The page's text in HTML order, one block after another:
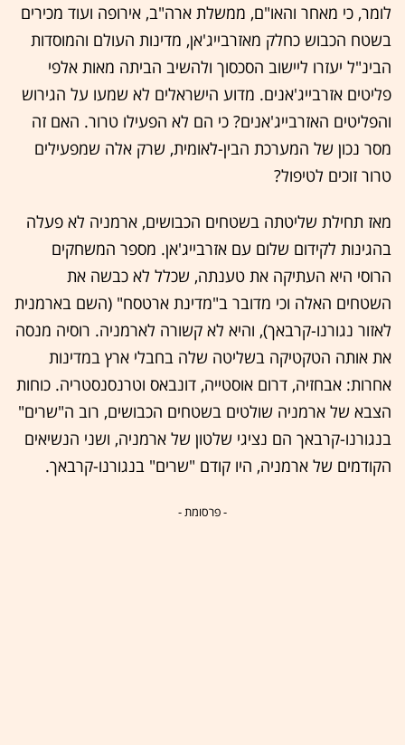
לומר, כי מאחר והאו"ם, ממשלת ארה"ב, אירופה ועוד מכירים
בשטח הכבוש כחלק מאזרבייג'אן, מדינות העולם והמוסדות
הבינ"ל יעזרו ליישוב הסכסוך ולהשיב הביתה מאות אלפי
פליטים אזרבייג'אנים. מדוע הישראלים לא שמעו על הגירוש
והפליטים האזרבייג'אנים? כי הם לא הפעילו טרור. האם זה
מסר נכון של המערכת הבין-לאומית, שרק אלה שמפעילים
טרור זוכים לטיפול?
מאז תחילת שליטתה בשטחים הכבושים, ארמניה לא פעלה
בהגינות לקידום שלום עם אזרבייג'אן. מספר המשחקים
הרוסי היא העתיקה את טענתה, שכלל לא כבשה את
השטחים האלה וכי מדובר ב"מדינת ארטסח" (השם בארמנית
לאזור נגורנו-קרבאך), והיא לא קשורה לארמניה. רוסיה מנסה
את אותה הטקטיקה בשליטה שלה בחבלי ארץ במדינות
אחרות: אבחזיה, דרום אוסטייה, דונבאס וטרנסנסטריה. כוחות
הצבא של ארמניה שולטים בשטחים הכבושים, רוב ה"שרים"
בנגורנו-קרבאך הם נציגי שלטון של ארמניה, ושני הנשיאים
הקודמים של ארמניה, היו קודם "שרים" בנגורנו-קרבאך.
- פרסומת -